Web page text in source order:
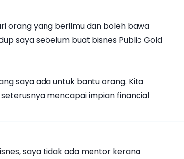
orang yang berilmu dan boleh bawa
saya sebelum buat bisnes Public Gold
saya ada untuk bantu orang. Kita
mencapai impian financial
saya tidak ada mentor kerana